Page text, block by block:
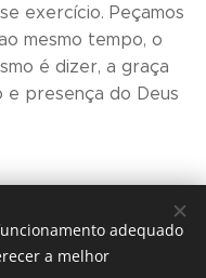
exercício. Peçamos
mesmo tempo, o
é dizer, a graça
e presença do Deus
adequado
a melhor